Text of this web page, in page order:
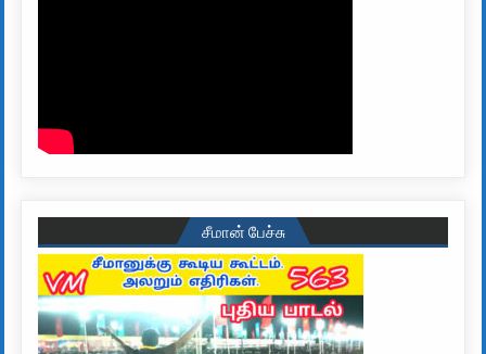
சீமான் பேச்சு